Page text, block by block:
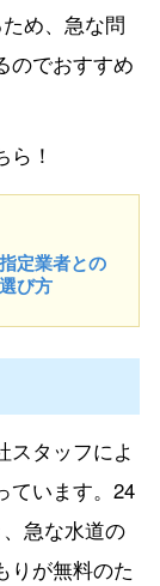
め、急な問
のでおすすめ
！
定業者との
び方
スタッフによ
ています。24
急な水道の
りが無料のた